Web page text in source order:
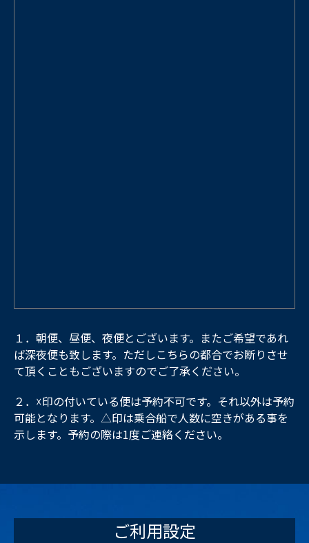
１．朝便、昼便、夜便とございます。またご希望であれ
ば深夜便も致します。ただしこちらの都合でお断りさせ
て頂くこともございますのでご了承ください。
２．☓印の付いている便は予約不可です。それ以外は予約
可能となります。△印は乗合船で人数に空きがある事を
示します。予約の際は1度ご連絡ください。
ご利用設定